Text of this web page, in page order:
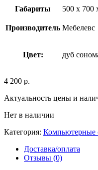
Габариты 500 x 700
Производитель Мебелевс
Цвет: дуб
4 200 р.
Актуальность цены и
Нет в наличии
Категория: Компьютерные
Доставка/оплата
Отзывы (0)